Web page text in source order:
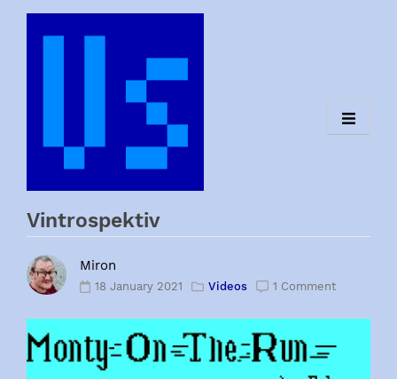
Skip
Vintrospektiv
Miron
18 January 2021 Videos 1 Comment